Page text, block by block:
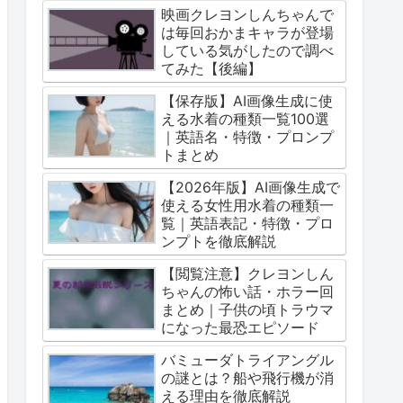
映画クレヨンしんちゃんで
は毎回おかまキャラが登場
している気がしたので調べ
てみた【後編】
【保存版】AI画像生成に使
える水着の種類一覧100選
｜英語名・特徴・プロンプ
トまとめ
【2026年版】AI画像生成で
使える女性用水着の種類一
覧｜英語表記・特徴・プロ
ンプトを徹底解説
【閲覧注意】クレヨンしん
ちゃんの怖い話・ホラー回
まとめ｜子供の頃トラウマ
になった最恐エピソード
バミューダトライアングル
の謎とは？船や飛行機が消
える理由を徹底解説